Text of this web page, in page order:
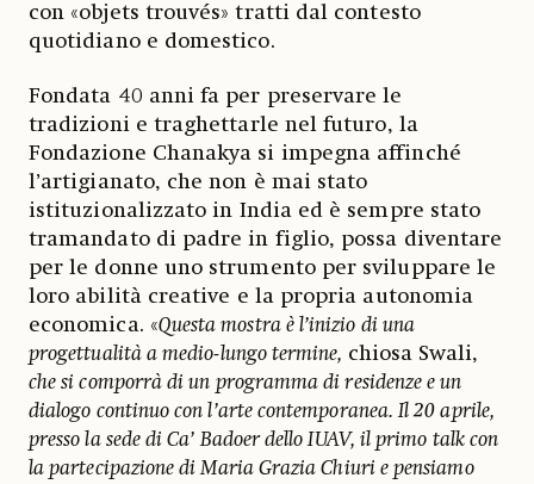
con «objets trouvés» tratti dal contesto
quotidiano e domestico.
Fondata 40 anni fa per preservare le
tradizioni e traghettarle nel futuro, la
Fondazione Chanakya si impegna affinché
l’artigianato, che non è mai stato
istituzionalizzato in India ed è sempre stato
tramandato di padre in figlio, possa diventare
per le donne uno strumento per sviluppare le
loro abilità creative e la propria autonomia
economica. «Questa mostra è l’inizio di una
progettualità a medio-lungo termine, chiosa Swali,
che si comporrà di un programma di residenze e un
dialogo continuo con l’arte contemporanea. Il 20 aprile,
presso la sede di Ca’ Badoer dello IUAV, il primo talk con
la partecipazione di Maria Grazia Chiuri e pensiamo